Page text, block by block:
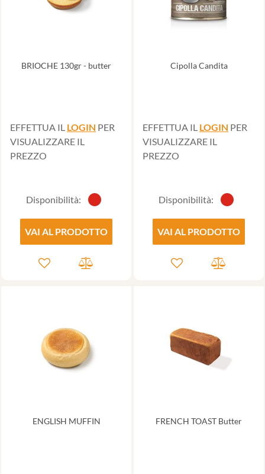
BRIOCHE 130gr - butter
EFFETTUA IL LOGIN PER
VISUALIZZARE IL
PREZZO
Disponibilità:
VAI AL PRODOTTO
Cipolla Candita
EFFETTUA IL LOGIN PER
VISUALIZZARE IL
PREZZO
Disponibilità:
VAI AL PRODOTTO
ENGLISH MUFFIN FRENCH TOAST Butter